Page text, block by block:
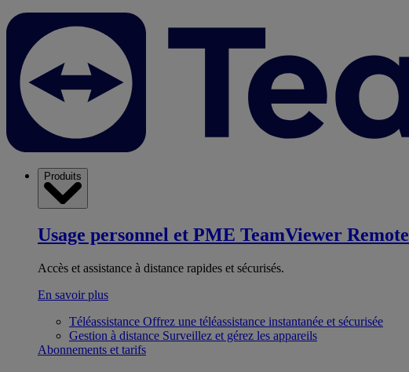
Produits
Usage personnel et PME TeamViewer Remote
Accès et assistance à distance rapides et sécurisés.
En savoir plus
Téléassistance Offrez une téléassistance instantanée et sécurisée
Gestion à distance Surveillez et gérez les appareils
Abonnements et tarifs